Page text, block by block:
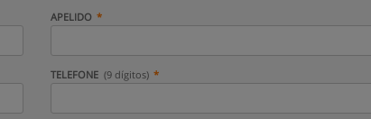
APELIDO
TELEFONE (9 dígitos)